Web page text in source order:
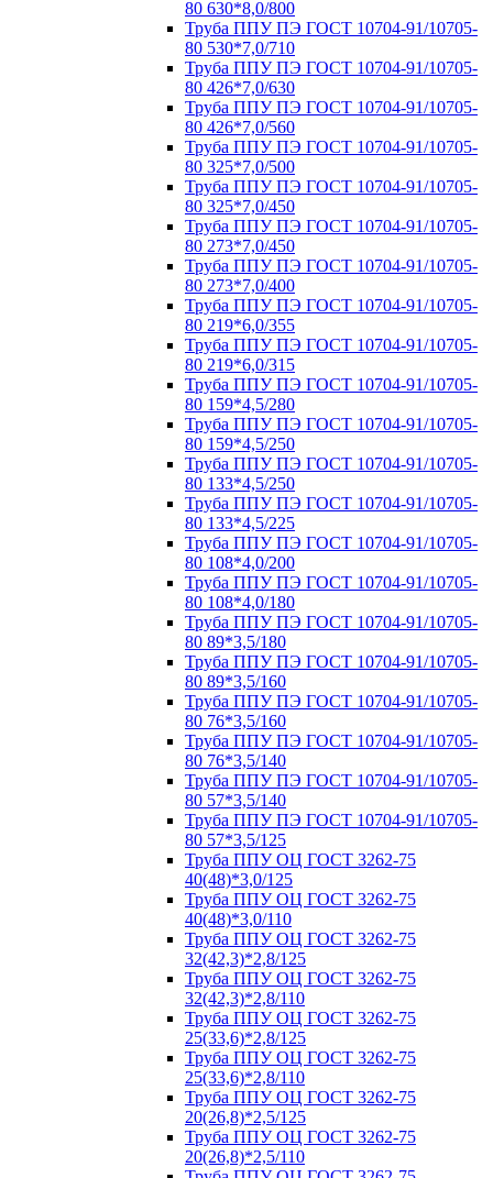
80 630*8,0/800
Труба ППУ ПЭ ГОСТ 10704-91/10705-
80 530*7,0/710
Труба ППУ ПЭ ГОСТ 10704-91/10705-
80 426*7,0/630
Труба ППУ ПЭ ГОСТ 10704-91/10705-
80 426*7,0/560
Труба ППУ ПЭ ГОСТ 10704-91/10705-
80 325*7,0/500
Труба ППУ ПЭ ГОСТ 10704-91/10705-
80 325*7,0/450
Труба ППУ ПЭ ГОСТ 10704-91/10705-
80 273*7,0/450
Труба ППУ ПЭ ГОСТ 10704-91/10705-
80 273*7,0/400
Труба ППУ ПЭ ГОСТ 10704-91/10705-
80 219*6,0/355
Труба ППУ ПЭ ГОСТ 10704-91/10705-
80 219*6,0/315
Труба ППУ ПЭ ГОСТ 10704-91/10705-
80 159*4,5/280
Труба ППУ ПЭ ГОСТ 10704-91/10705-
80 159*4,5/250
Труба ППУ ПЭ ГОСТ 10704-91/10705-
80 133*4,5/250
Труба ППУ ПЭ ГОСТ 10704-91/10705-
80 133*4,5/225
Труба ППУ ПЭ ГОСТ 10704-91/10705-
80 108*4,0/200
Труба ППУ ПЭ ГОСТ 10704-91/10705-
80 108*4,0/180
Труба ППУ ПЭ ГОСТ 10704-91/10705-
80 89*3,5/180
Труба ППУ ПЭ ГОСТ 10704-91/10705-
80 89*3,5/160
Труба ППУ ПЭ ГОСТ 10704-91/10705-
80 76*3,5/160
Труба ППУ ПЭ ГОСТ 10704-91/10705-
80 76*3,5/140
Труба ППУ ПЭ ГОСТ 10704-91/10705-
80 57*3,5/140
Труба ППУ ПЭ ГОСТ 10704-91/10705-
80 57*3,5/125
Труба ППУ ОЦ ГОСТ 3262-75
40(48)*3,0/125
Труба ППУ ОЦ ГОСТ 3262-75
40(48)*3,0/110
Труба ППУ ОЦ ГОСТ 3262-75
32(42,3)*2,8/125
Труба ППУ ОЦ ГОСТ 3262-75
32(42,3)*2,8/110
Труба ППУ ОЦ ГОСТ 3262-75
25(33,6)*2,8/125
Труба ППУ ОЦ ГОСТ 3262-75
25(33,6)*2,8/110
Труба ППУ ОЦ ГОСТ 3262-75
20(26,8)*2,5/125
Труба ППУ ОЦ ГОСТ 3262-75
20(26,8)*2,5/110